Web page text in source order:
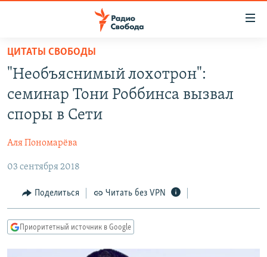
упрощенного
доступа
основному
Вернутся
навигации
Вернутся
поиску
ПРОГРАММЫ
АВТОРСКИЕ ПРОЕКТЫ
МНЕНИЯ
КУЛЬТУРА
IDEL.РЕАЛИИ
СЕВЕР.РЕАЛИИ
ЦИТАТЫ СВОБОДЫ
"Необъяснимый лохотрон":
семинар Тони Роббинса вызвал
споры в Сети
Аля Пономарёва
03 сентября 2018
Поделиться Читать без VPN
Приоритетный источник в Google